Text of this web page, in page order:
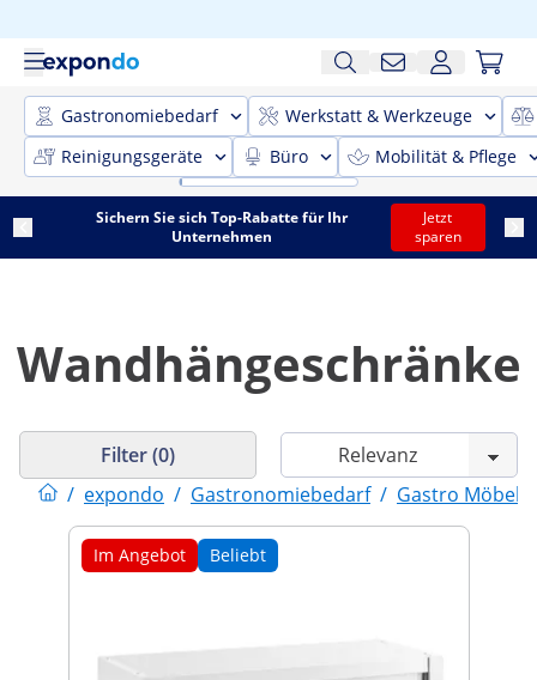
Gastronomiebedarf
Werkstatt & Werkzeuge
Reinigungsgeräte
Büro Mobilität & Pflege
Sichern Sie sich Top-Rabatte für Ihr
Unternehmen
Jetzt
sparen
Wandhängeschränke
/ expondo / Gastronomiebedarf / Gastro Möbel
Filter (0)
Im Angebot Beliebt